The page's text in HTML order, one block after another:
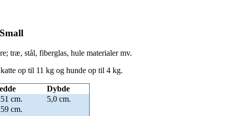
træ, stål, fiberglas, hule materialer mv.
op til 11 kg og hunde op til 4 kg.
Dybde
cm.
5,0 cm.
cm.